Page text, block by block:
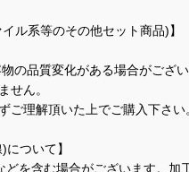
ル系等のその他セット商品)】
の品質変化がある場合がござい
せん。
ご理解頂いた上でご購入下さい
ついて】
を含む場合がございます。